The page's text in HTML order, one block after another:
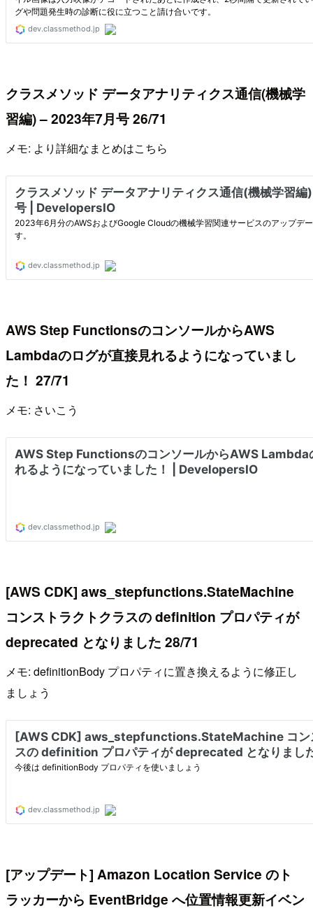
クラスメソッド データアナリティクス通信(機械学
習編) – 2023年7月号 26/71
メモ: より詳細なまとめはこちら
AWS Step FunctionsのコンソールからAWS
Lambdaのログが直接見れるようになっていまし
た！ 27/71
メモ: さいこう
[AWS CDK] aws_stepfunctions.StateMachine
コンストラクトクラスの definition プロパティが
deprecated となりました 28/71
メモ: definitionBody プロパティに置き換えるように修正し
ましょう
[アップデート] Amazon Location Service のト
ラッカーから EventBridge へ位置情報更新イベン